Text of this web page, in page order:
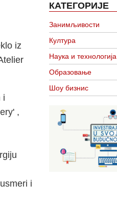
iz
i
,
i
КАТЕГОРИЈЕ
Занимљивости
Култура
Наука и технологија
Образовање
Шоу бизнис